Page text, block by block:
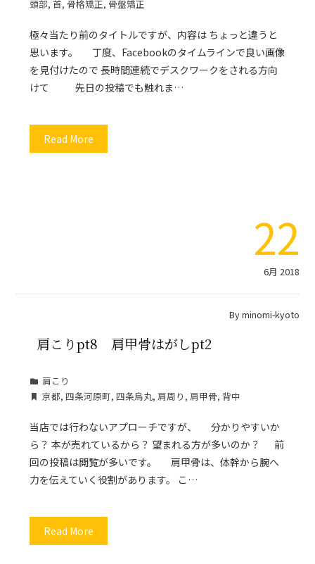
頭部,首, 骨格矯正, 骨盤矯正
極々当たり前のタイトルですが、内容は ちょっと違うと
思います。 丁度、Facebookのタイムラインで良い画像
を見付けたので 長時間連続でデスクワークをされる方向
けて 先日の投稿でも触れま…
Read More
22
6月 2018
Byminomi-kyoto
肩こりpt8 肩甲骨はがしpt2
肩こり
京都,四条河原町,四条烏丸,肩周り ,肩甲骨, 背中
当店では行わないアプローチですが、 分かりやすいか
ら？ 本が売れているから？ 望まれる方が多いのか？ 前
回の投稿は閲覧が多いです。 肩甲骨は、体幹から腕へ
力を伝えていく役割があります。 こ…
Read More